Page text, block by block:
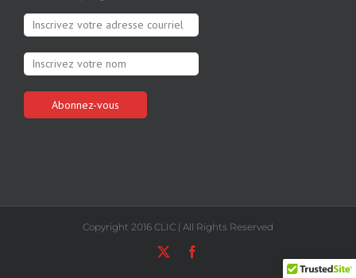
Copyright 2016 CLIC | All Rights Reserved